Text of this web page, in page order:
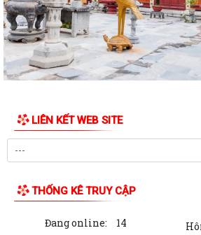
tri ân kỷ niệm 79 năm ngày Thương...
Các đồng chí lãnh đạo UBND phường kiểm
tập trung triển khai các dự án...
Nhân dân Tổ dân phố Kim Lôi, phường Bắc
Đại hội Hội truyền thống Trường Sơn –
An Phụ lần thứ I nhiệm kỳ...
công với cách mạng
Nhân dân dịp kỷ niệm 79 năm Ngày...
LIÊN KẾT WEB SITE
THỐNG KÊ TRUY CẬP
Đang online: 14